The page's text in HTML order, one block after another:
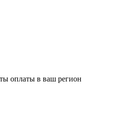
оплаты в ваш регион